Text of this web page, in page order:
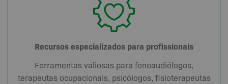
Recursos especializados para profissionais
Ferramentas valiosas para fonoaudiólogos,
terapeutas ocupacionais, psicólogos, fisioterapeutas